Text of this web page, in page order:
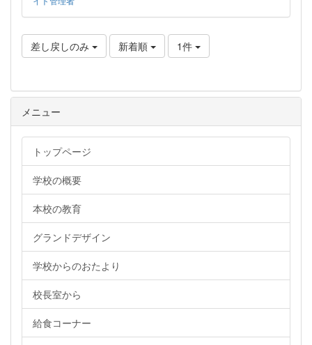
差し戻しのみ 新着順 1件
メニュー
トップページ
学校の概要
本校の教育
グランドデザイン
学校からのおたより
校長室から
給食コーナー